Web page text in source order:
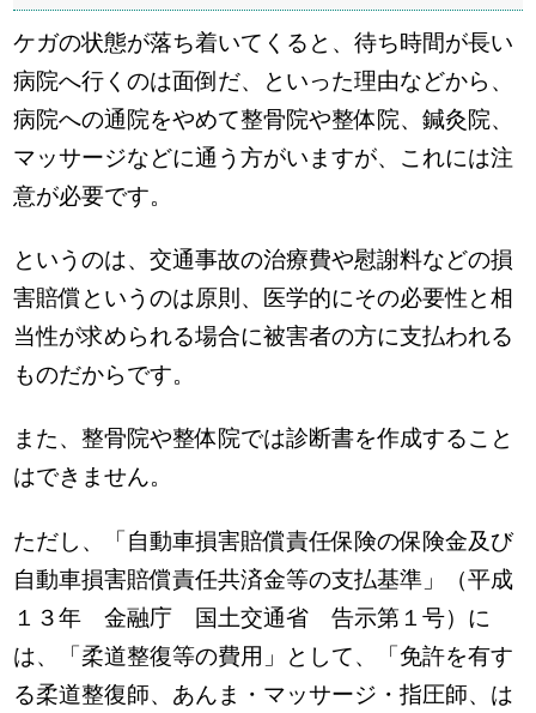
ケガの状態が落ち着いてくると、待ち時間が長い
病院へ行くのは面倒だ、といった理由などから、
病院への通院をやめて整骨院や整体院、鍼灸院、
マッサージなどに通う方がいますが、これには注
意が必要です。
というのは、交通事故の治療費や慰謝料などの損
害賠償というのは原則、医学的にその必要性と相
当性が求められる場合に被害者の方に支払われる
ものだからです。
また、整骨院や整体院では診断書を作成すること
はできません。
ただし、「自動車損害賠償責任保険の保険金及び
自動車損害賠償責任共済金等の支払基準」（平成
１３年 金融庁 国土交通省 告示第１号）に
は、「柔道整復等の費用」として、「免許を有す
る柔道整復師、あんま・マッサージ・指圧師、は